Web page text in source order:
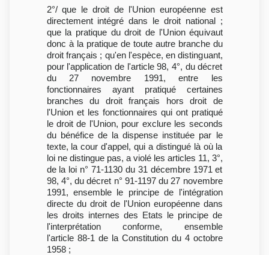
2°/ que le droit de l'Union européenne est
directement intégré dans le droit national ;
que la pratique du droit de l'Union équivaut
donc à la pratique de toute autre branche du
droit français ; qu'en l'espèce, en distinguant,
pour l'application de l'article 98, 4°, du décret
du 27 novembre 1991, entre les
fonctionnaires ayant pratiqué certaines
branches du droit français hors droit de
l'Union et les fonctionnaires qui ont pratiqué
le droit de l'Union, pour exclure les seconds
du bénéfice de la dispense instituée par le
texte, la cour d'appel, qui a distingué là où la
loi ne distingue pas, a violé les articles 11, 3°,
de la loi n° 71-1130 du 31 décembre 1971 et
98, 4°, du décret n° 91-1197 du 27 novembre
1991, ensemble le principe de l'intégration
directe du droit de l'Union européenne dans
les droits internes des Etats le principe de
l'interprétation conforme, ensemble
l'article 88-1 de la Constitution du 4 octobre
1958 ;